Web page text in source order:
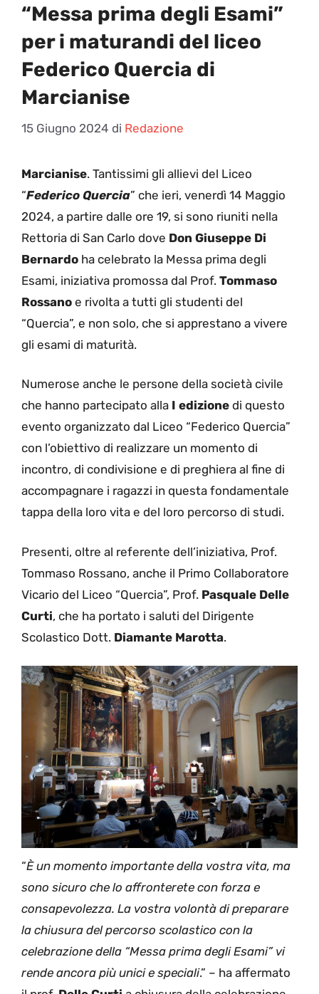
“Messa prima degli Esami”
per i maturandi del liceo
Federico Quercia di
Marcianise
15 Giugno 2024 di Redazione
Marcianise. Tantissimi gli allievi del Liceo
“Federico Quercia” che ieri, venerdì 14 Maggio
2024, a partire dalle ore 19, si sono riuniti nella
Rettoria di San Carlo dove Don Giuseppe Di
Bernardo ha celebrato la Messa prima degli
Esami, iniziativa promossa dal Prof. Tommaso
Rossano e rivolta a tutti gli studenti del
“Quercia”, e non solo, che si apprestano a vivere
gli esami di maturità.
Numerose anche le persone della società civile
che hanno partecipato alla I edizione di questo
evento organizzato dal Liceo “Federico Quercia”
con l’obiettivo di realizzare un momento di
incontro, di condivisione e di preghiera al fine di
accompagnare i ragazzi in questa fondamentale
tappa della loro vita e del loro percorso di studi.
Presenti, oltre al referente dell’iniziativa, Prof.
Tommaso Rossano, anche il Primo Collaboratore
Vicario del Liceo “Quercia”, Prof. Pasquale Delle
Curti, che ha portato i saluti del Dirigente
Scolastico Dott. Diamante Marotta.
“È un momento importante della vostra vita, ma
sono sicuro che lo affronterete con forza e
consapevolezza. La vostra volontà di preparare
la chiusura del percorso scolastico con la
celebrazione della “Messa prima degli Esami” vi
rende ancora più unici e speciali.” – ha affermato